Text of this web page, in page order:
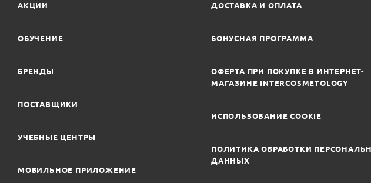
АКЦИИ
ОБУЧЕНИЕ
БРЕНДЫ
ПОСТАВЩИКИ
УЧЕБНЫЕ ЦЕНТРЫ
МОБИЛЬНОЕ ПРИЛОЖЕНИЕ
ДОСТАВКА И ОПЛАТА
БОНУСНАЯ ПРОГРАММА
ОФЕРТА ПРИ ПОКУПКЕ В ИНТЕРНЕТ-
МАГАЗИНЕ INTERCOSMETOLOGY
ИСПОЛЬЗОВАНИЕ COOKIE
ПОЛИТИКА ОБРАБОТКИ
ДАННЫХ